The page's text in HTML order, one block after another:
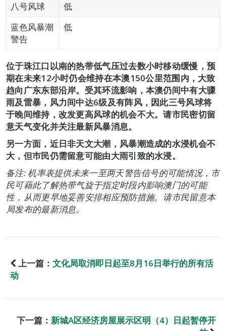
八号风球
低
蓝色风暴潮
警告
低
位于珠江口以南的热带低气压过去数小时移动缓慢，预
期在未来12小时仍会维持在本澳150公里范围内，大致
趋向广东东部沿岸。受其环流影响，本澳仍间中有大骤
雨及雷暴，风力间中达6级及有阵风，因此三号风球将
于晚间维持，改发更高风球的机会不大。请市民密切留
意天气变化并关注最新风暴消息。
另一方面，近日非天文大潮，风暴潮造成的水浸机会不
大，但巿民仍需留意可能由大雨引致的水浸。
备注: 机率表提供未来一至两天警告信号的可能情况，市
民可藉此了解热带气旋于指定时段内影响澳门的可能
性，从而更早地妥善安排相应预防措施。请市民留意本
局发布的最新消息。
上一篇： 文化局取消即日起至8月16日举行的所有活
动
下一篇： 新城A区经济房屋展示区明（4）日起暂停开